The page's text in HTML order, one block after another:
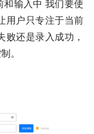
和输入中 我们要使
用户只专注于当前
败还是录入成功，
。